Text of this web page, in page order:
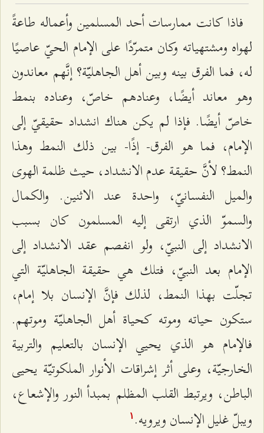
فاذا كانت ممارسات أحد المسلمين وأعماله طاعةً
لهواه ومشتهياته وكان متمرّدًا على الإمام الحيّ عاصيًا
له، فما الفرق بينه وبين أهل الجاهليّة؟ إنَّهم معاندون
وهو معاند أيضًا، وعنادهم خاصّ، وعناده بنمط
خاصّ أيضًا. فإذا لم يكن هناك انشداد حقيقيّ إلى
الإمام، فما هو الفرق- إذًا- بين ذلك النمط وهذا
النمط؟ لأنَّ حقيقة عدم الانشداد، حيث ظلمة الهوى
والميل النفسانيّ، واحدة عند الاثنين. والكمال
والسموّ الذي ارتقى إليه المسلمون كان بسبب
الانشداد إلى النبيّ، ولو انفصم عقد الانشداد إلى
الإمام بعد النبيّ، فتلك هي حقيقة الجاهليّة التي
تجلّت بهذا النمط، لذلك فإنَّ الإنسان بلا إمام،
ستكون حياته وموته كحياة أهل الجاهليّة وموتهم.
فالإمام هو الذي يحيي الإنسان بالتعليم والتربية
الخارجيّة، وعلى أثر إشراقات الأنوار الملكوتيّة يحيى
الباطن، ويرتبط القلب المظلم بمبدأ النور والإشعاع،
ويبلّ غليل الإنسان ويرويه. ۱